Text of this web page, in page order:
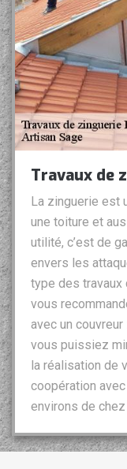
Travaux de
La zinguerie est
une toiture et
utilité, c’est de
envers les
type des travaux
vous
avec un
vous puissiez
la réalisation de
coopération
environs de